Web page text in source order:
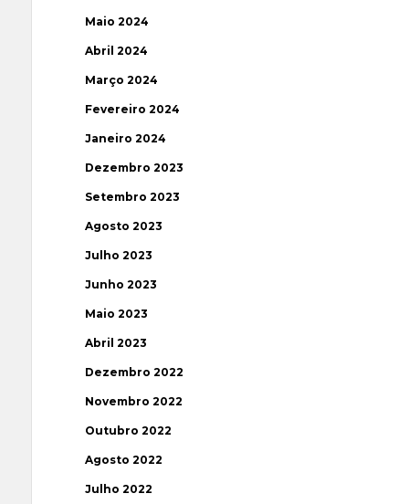
Maio 2024
Abril 2024
Março 2024
Fevereiro 2024
Janeiro 2024
Dezembro 2023
Setembro 2023
Agosto 2023
Julho 2023
Junho 2023
Maio 2023
Abril 2023
Dezembro 2022
Novembro 2022
Outubro 2022
Agosto 2022
Julho 2022